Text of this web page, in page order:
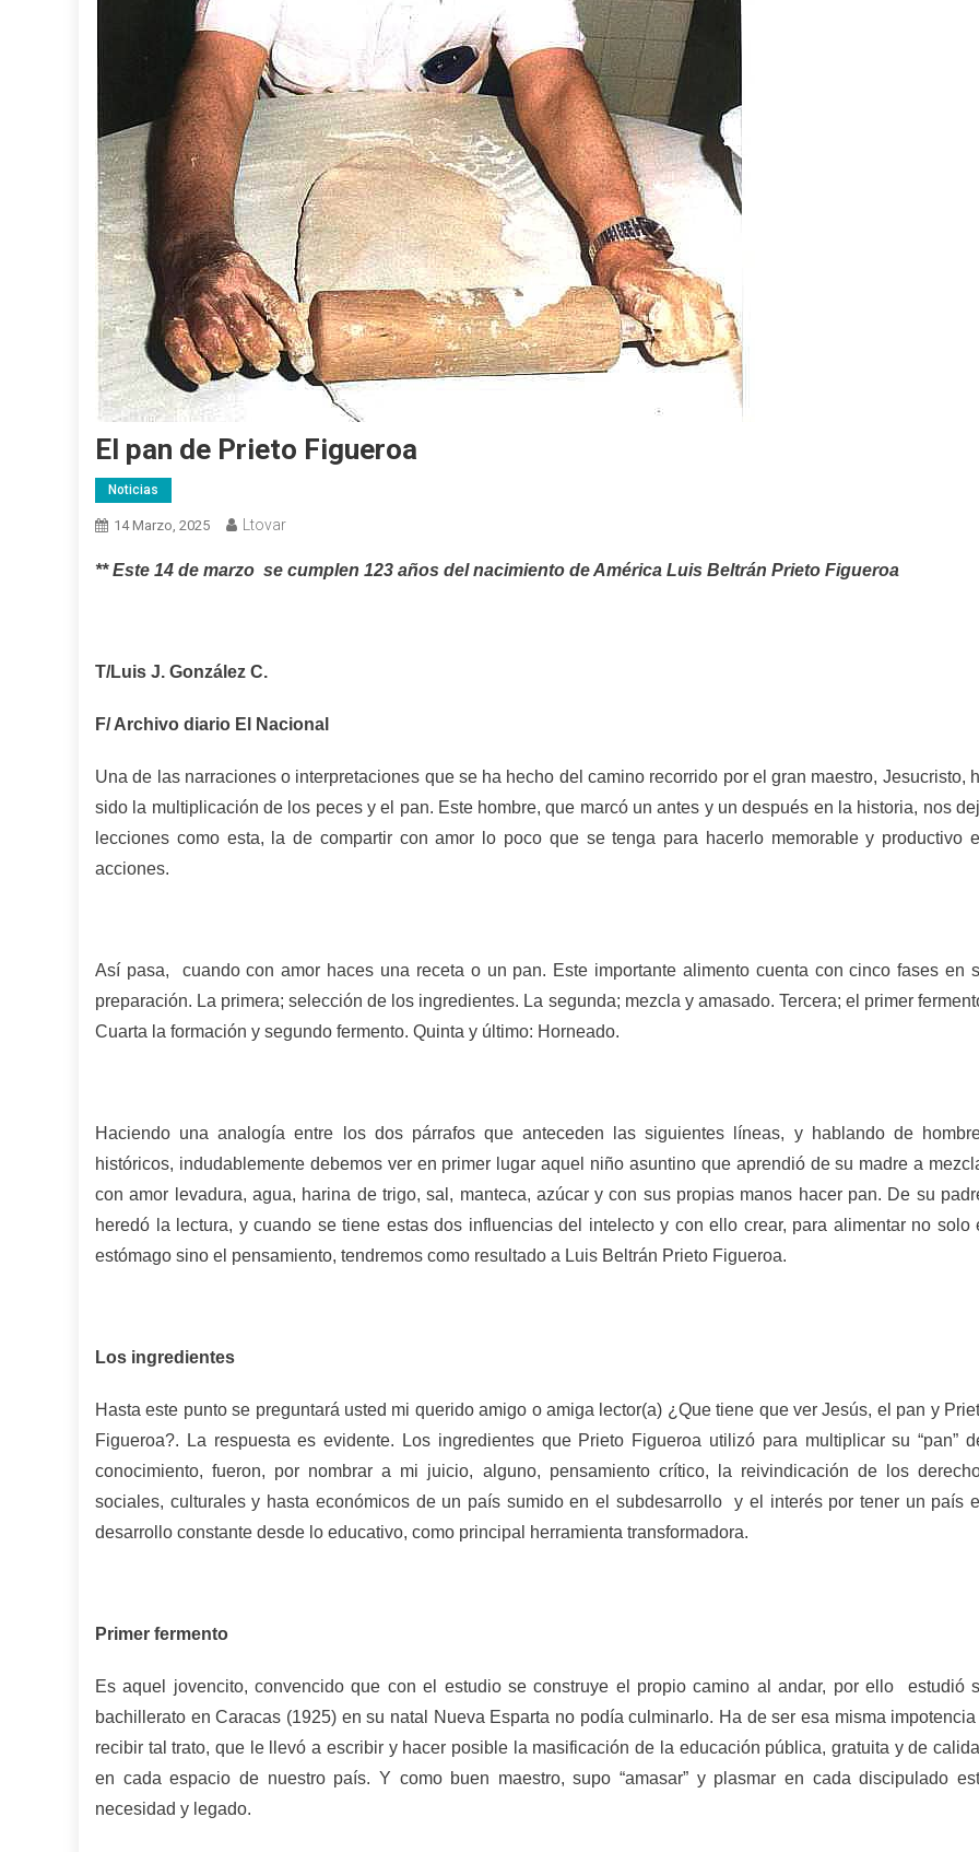
El pan de Prieto Figueroa
Noticias
14 Marzo, 2025 Ltovar
** Este 14 de marzo se cumplen 123 años del nacimiento de América Luis Beltrán Prieto Figueroa
T/Luis J. González C.
F/ Archivo diario El Nacional
Una de las narraciones o interpretaciones que se ha hecho del camino recorrido por el gran maestro, Jesucristo,
sido la multiplicación de los peces y el pan. Este hombre, que marcó un antes y un después en la historia, nos
lecciones como esta, la de compartir con amor lo poco que se tenga para hacerlo memorable y productivo
acciones.
Así pasa, cuando con amor haces una receta o un pan. Este importante alimento cuenta con cinco fases en
preparación. La primera; selección de los ingredientes. La segunda; mezcla y amasado. Tercera; el primer
Cuarta la formación y segundo fermento. Quinta y último: Horneado.
Haciendo una analogía entre los dos párrafos que anteceden las siguientes líneas, y hablando de
históricos, indudablemente debemos ver en primer lugar aquel niño asuntino que aprendió de su madre a
con amor levadura, agua, harina de trigo, sal, manteca, azúcar y con sus propias manos hacer pan. De su
heredó la lectura, y cuando se tiene estas dos influencias del intelecto y con ello crear, para alimentar no solo
estómago sino el pensamiento, tendremos como resultado a Luis Beltrán Prieto Figueroa.
Los ingredientes
Hasta este punto se preguntará usted mi querido amigo o amiga lector(a) ¿Que tiene que ver Jesús, el pan y
Figueroa?. La respuesta es evidente. Los ingredientes que Prieto Figueroa utilizó para multiplicar su “pan”
conocimiento, fueron, por nombrar a mi juicio, alguno, pensamiento crítico, la reivindicación de los
sociales, culturales y hasta económicos de un país sumido en el subdesarrollo y el interés por tener un país
desarrollo constante desde lo educativo, como principal herramienta transformadora.
Primer fermento
Es aquel jovencito, convencido que con el estudio se construye el propio camino al andar, por ello estudió
bachillerato en Caracas (1925) en su natal Nueva Esparta no podía culminarlo. Ha de ser esa misma
recibir tal trato, que le llevó a escribir y hacer posible la masificación de la educación pública, gratuita y de
en cada espacio de nuestro país. Y como buen maestro, supo “amasar” y plasmar en cada discipulado
necesidad y legado.